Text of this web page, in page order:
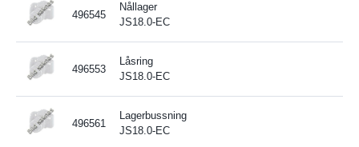
496545
Nållager
JS18.0-EC
496553
Låsring
JS18.0-EC
496561
Lagerbussning
JS18.0-EC